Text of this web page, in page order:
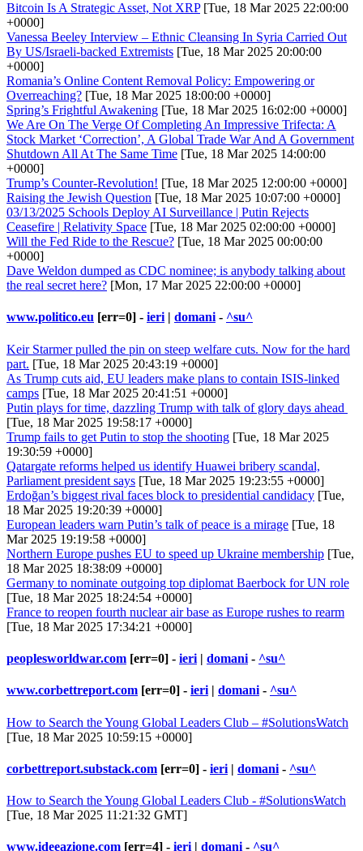
Bitcoin Is A Strategic Asset, Not XRP[Tue, 18 Mar 2025 22:00:00
+0000]
Vanessa Beeley Interview – Ethnic Cleansing In Syria Carried Out
By US/Israeli-backed Extremists [Tue, 18 Mar 2025 20:00:00
+0000]
Romania’s Online Content Removal Policy: Empowering or
Overreaching? [Tue, 18 Mar 2025 18:00:00 +0000]
Spring’s Frightful Awakening [Tue, 18 Mar 2025 16:02:00 +0000]
We Are On The Verge Of Completing An Impressive Trifecta: A
Stock Market ‘Correction’, A Global Trade War And A Government
Shutdown All At The Same Time [Tue, 18 Mar 2025 14:00:00
+0000]
Trump’s Counter-Revolution! [Tue, 18 Mar 2025 12:00:00 +0000]
Raising the Jewish Question [Tue, 18 Mar 2025 10:07:00 +0000]
03/13/2025 Schools Deploy AI Surveillance | Putin Rejects
Ceasefire | Relativity Space [Tue, 18 Mar 2025 02:00:00 +0000]
Will the Fed Ride to the Rescue? [Tue, 18 Mar 2025 00:00:00
+0000]
Dave Weldon dumped as CDC nominee; is anybody talking about
the real secret here? [Mon, 17 Mar 2025 22:00:00 +0000]
www.politico.eu [err=0] - ieri| domani- ^su^
Keir Starmer pulled the pin on steep welfare cuts. Now for the hard
part. [Tue, 18 Mar 2025 20:43:19 +0000]
As Trump cuts aid, EU leaders make plans to contain ISIS-linked
camps [Tue, 18 Mar 2025 20:41:51 +0000]
Putin plays for time, dazzling Trump with talk of glory days ahead
[Tue, 18 Mar 2025 19:58:17 +0000]
Trump fails to get Putin to stop the shooting [Tue, 18 Mar 2025
19:30:59 +0000]
Qatargate reforms helped us identify Huawei bribery scandal,
Parliament president says [Tue, 18 Mar 2025 19:23:55 +0000]
Erdoğan’s biggest rival faces block to presidential candidacy [Tue,
18 Mar 2025 19:20:39 +0000]
European leaders warn Putin’s talk of peace is a mirage [Tue, 18
Mar 2025 19:19:58 +0000]
Northern Europe pushes EU to speed up Ukraine membership [Tue,
18 Mar 2025 18:38:09 +0000]
Germany to nominate outgoing top diplomat Baerbock for UN role
[Tue, 18 Mar 2025 18:24:54 +0000]
France to reopen fourth nuclear air base as Europe rushes to rearm
[Tue, 18 Mar 2025 17:34:21 +0000]
peoplesworldwar.com [err=0] - ieri | domani - ^su^
www.corbettreport.com [err=0] - ieri | domani - ^su^
How to Search the Young Global Leaders Club – #SolutionsWatch
[Tue, 18 Mar 2025 10:59:15 +0000]
corbettreport.substack.com [err=0] - ieri | domani - ^su^
How to Search the Young Global Leaders Club - #SolutionsWatch
[Tue, 18 Mar 2025 11:21:32 GMT]
www.ideeazione.com [err=4] - ieri | domani - ^su^